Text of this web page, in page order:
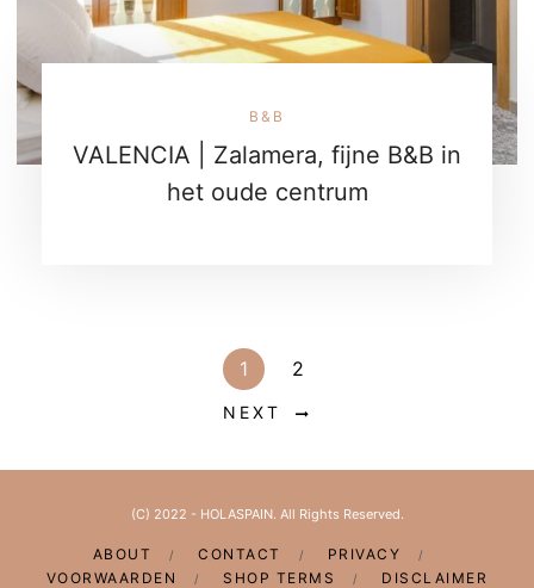
B&B
VALENCIA | Zalamera, fijne B&B in
het oude centrum
1 2
NEXT
(C) 2022 - HOLASPAIN. All Rights Reserved.
ABOUT CONTACT
PRIVACY
VOORWAARDEN
SHOP TERMS DISCLAIMER